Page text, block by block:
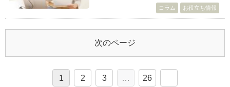
コラム お役立ち情報
次のページ
1 2 3 … 26